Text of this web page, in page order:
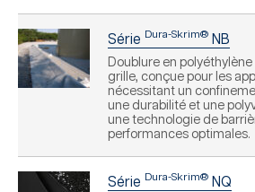
Série Dura-Skrim® NB
Doublure en
grille, conçue pour les
nécessitant un
une durabilité et une
une technologie de
performances optimales.
Série Dura-Skrim® NQ